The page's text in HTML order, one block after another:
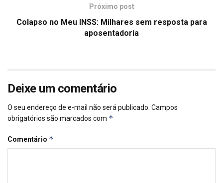
Próximo post
Colapso no Meu INSS: Milhares sem resposta para
aposentadoria
Deixe um comentário
O seu endereço de e-mail não será publicado. Campos
obrigatórios são marcados com *
Comentário *